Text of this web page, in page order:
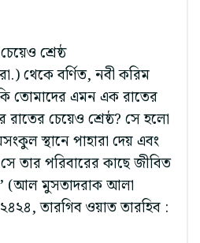
শ্রেষ্ঠ
থেকে বর্ণিত, নবী করিম
তোমাদের এমন এক রাতের
চেয়েও শ্রেষ্ঠ? সে হলো
স্থানে পাহারা দেয় এবং
তার পরিবারের কাছে জীবিত
(আল মুসতাদরাক আলা
তারগিব ওয়াত তারহিব :